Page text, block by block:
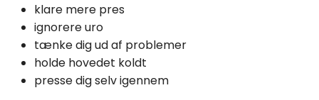
klare mere pres
ignorere uro
tænke dig ud af problemer
holde hovedet koldt
presse dig selv igennem